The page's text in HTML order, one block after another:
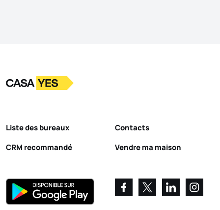
LogoAller à la page d’accueil
Liste des bureaux
CRM recommandé
Contacts
Vendre ma maison